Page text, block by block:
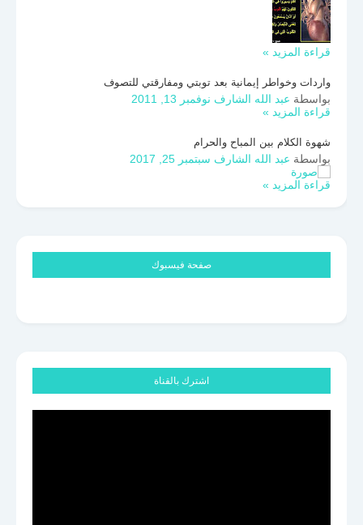
قراءة المزيد »
واردات وخواطر إيمانية بعد توبتي ومفارقتي للتصوف
بواسطة عبد الله الشارف نوفمبر 13, 2011
قراءة المزيد »
شهوة الكلام بين المباح والحرام
بواسطة عبد الله الشارف سبتمبر 25, 2017
قراءة المزيد »
صفحة فيسبوك
اشترك بالقناة